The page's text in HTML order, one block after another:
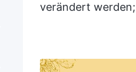
verändert